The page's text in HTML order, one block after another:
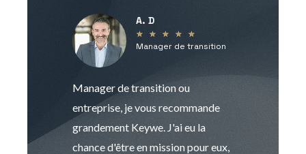
A. D
★ ★ ★ ★ ★
Manager de transition
Manager de transition ou
entreprise, je vous recommande
grandement Keywe. J'ai eu la
chance d'être en mission pour eux,